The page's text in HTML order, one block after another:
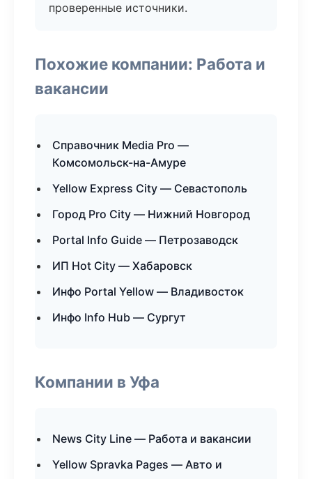
проверенные источники.
Похожие компании: Работа и
вакансии
Справочник Media Pro —
Комсомольск-на-Амуре
Yellow Express City — Севастополь
Город Pro City — Нижний Новгород
Portal Info Guide — Петрозаводск
ИП Hot City — Хабаровск
Инфо Portal Yellow — Владивосток
Инфо Info Hub — Сургут
Компании в Уфа
News City Line — Работа и вакансии
Yellow Spravka Pages — Авто и